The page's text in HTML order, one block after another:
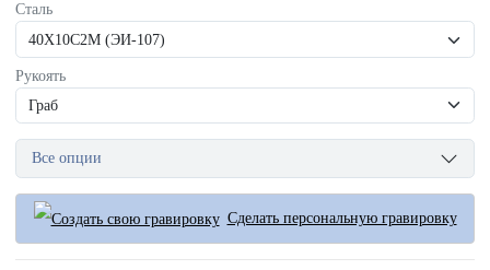
Сталь
Рукоять
Все опции
Сделать персональную гравировку